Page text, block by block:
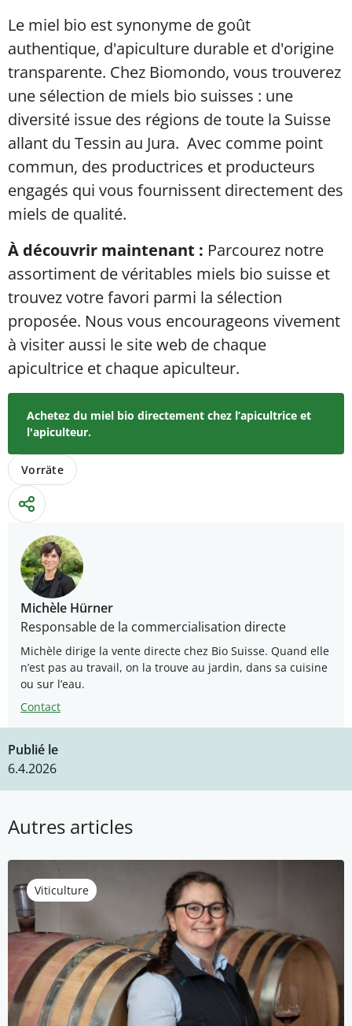
Le miel bio est synonyme de goût
authentique, d'apiculture durable et d'origine
transparente. Chez Biomondo, vous trouverez
une sélection de miels bio suisses : une
diversité issue des régions de toute la Suisse
allant du Tessin au Jura. Avec comme point
commun, des productrices et producteurs
engagés qui vous fournissent directement des
miels de qualité.
À découvrir maintenant : Parcourez notre
assortiment de véritables miels bio suisse et
trouvez votre favori parmi la sélection
proposée. Nous vous encourageons vivement
à visiter aussi le site web de chaque
apicultrice et chaque apiculteur.
Achetez du miel bio directement chez l’apicultrice et
l'apiculteur.
Vorräte
Michèle Hürner
Responsable de la commercialisation directe
Michèle dirige la vente directe chez Bio Suisse. Quand elle
n’est pas au travail, on la trouve au jardin, dans sa cuisine
ou sur l’eau.
Contact
Publié le
6.4.2026
Autres articles
Viticulture